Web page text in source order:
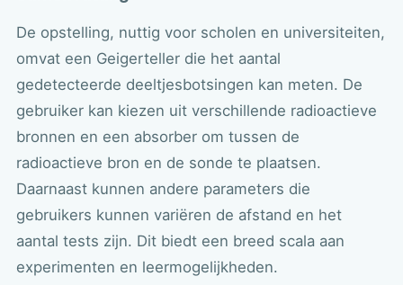
De opstelling, nuttig voor scholen en universiteiten,
omvat een Geigerteller die het aantal
gedetecteerde deeltjesbotsingen kan meten. De
gebruiker kan kiezen uit verschillende radioactieve
bronnen en een absorber om tussen de
radioactieve bron en de sonde te plaatsen.
Daarnaast kunnen andere parameters die
gebruikers kunnen variëren de afstand en het
aantal tests zijn. Dit biedt een breed scala aan
experimenten en leermogelijkheden.